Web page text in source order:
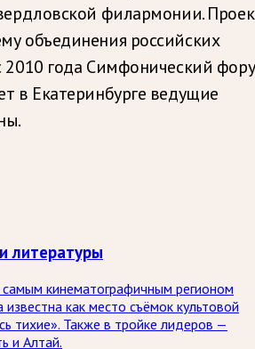
филармонии.
объединения российских
2010 года Симфонический
в Екатеринбурге ведущие
литературы
кинематографичным регионом
известна как место съёмок культовой
тихие». Также в тройке лидеров —
и Алтай.